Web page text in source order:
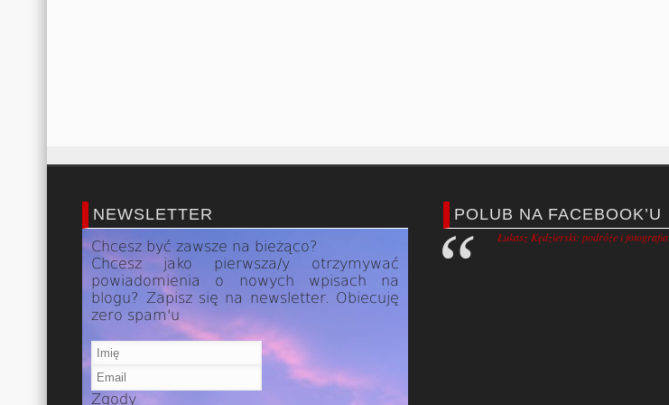
NEWSLETTER
Chcesz być zawsze na bieżąco?
Chcesz jako pierwsza/y otrzymywać
powiadomienia o nowych wpisach na
blogu? Zapisz się na newsletter. Obiecuję
zero spam'u
Zgody
POLUB NA FACEBOOK’U
Łukasz Kędzierski: podróże i fotografia